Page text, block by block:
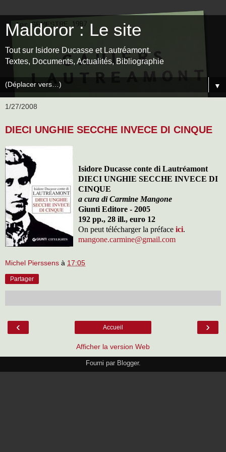
Maldoror : Le site
Tout sur Isidore Ducasse et Lautréamont.
Textes, Documents, Actualités, Bibliographie
▼
1/27/2008
DIECI UNGHIE SECCHE INVECE DI CINQUE
Isidore Ducasse conte di Lautréamont
DIECI UNGHIE SECCHE INVECE DI
CINQUE
a cura di Carmine Mangone
Giunti Editore - 2005
192 pp., 28 ill., euro 12
On peut télécharger la préface ici.
mangone.carmine@gmail.com
Michel Pierssens à 17:05
Partager
‹ ›
Accueil
Afficher la version Web
Fourni par Blogger.